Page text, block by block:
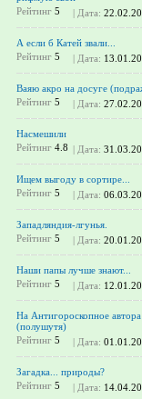
Рейтинг 5 | Дата:
А если б Катей звали...
Рейтинг 5 | Дата:
Ваяю акро на досуге
Рейтинг 5 | Дата:
Насмешили
Рейтинг 4.8 | Дата:
Ищем выгоду в сортире...
Рейтинг 5 | Дата:
Западляндия-лгунья.
Рейтинг 5 | Дата:
Наши папы лучше знают...
Рейтинг 5 | Дата:
На Антигороскопное
(полушутя)
Рейтинг 5 | Дата:
Загадка... природы?
Рейтинг 5 | Дата: